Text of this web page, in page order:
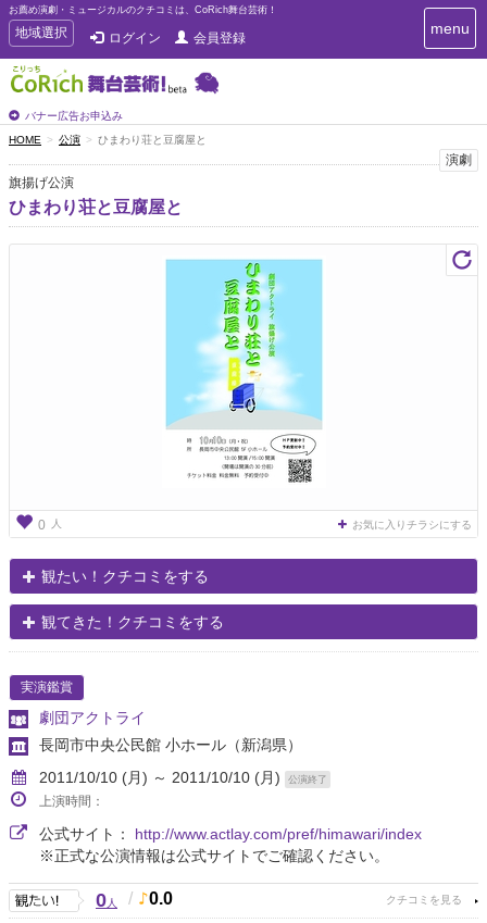
お薦め演劇・ミュージカルのクチコミは、CoRich舞台芸術！
T
o
g
g
e
n
a
v
i
g
地域選択 ログイン 会員登録
バナー広告お申込み
T
o
i
g
menu
HOME 公演 ひまわり荘と豆腐屋と
演劇
旗揚げ公演
ひまわり荘と豆腐屋と
0 人 お気に入りチラシにする
観たい！クチコミをする
観てきた！クチコミをする
実演鑑賞
劇団アクトライ
長岡市中央公民館 小ホール （新潟県）
2011/10/10 (月) ～ 2011/10/10 (月)
公演終了
上演時間：
公式サイト： http://www.actlay.com/pref/himawari/index
※正式な公演情報は公式サイトでご確認ください。
0人 / 0.0